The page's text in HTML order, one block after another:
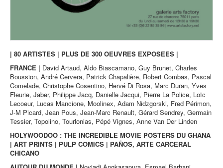
| 80 ARTISTES | PLUS DE 300 OEUVRES EXPOSEES |
FRANCE | David Artaud, Aldo Biascamano, Guy Brunet, Charles
Boussion, André Cervera, Patrick Chapalière, Robert Combas, Pascal
Comelade, Christophe Cosentino, Hervé Di Rosa, Marc Duran, Yves
Fleurie, Jaber, Philippe Jacq, Danielle Jacqui, Pierre La Police, Loïc
Lecoeur, Lucas Mancione, Moolinex, Adam Nidzgorski, Fred Périmon,
J-M Picard, Jean Pous, Jean-Marc Renault, Gérard Sendrey, Germain
Tessier, Topolino, Tourlonias, Pépé Vignes, Anne Van Der Linden
HOLYWOODOO : THE INCREDIBLE MOVIE POSTERS DU GHANA
| ART PRINTS | PULP COMICS | PAÑOS, ARTE CARCERAL
CHICANO